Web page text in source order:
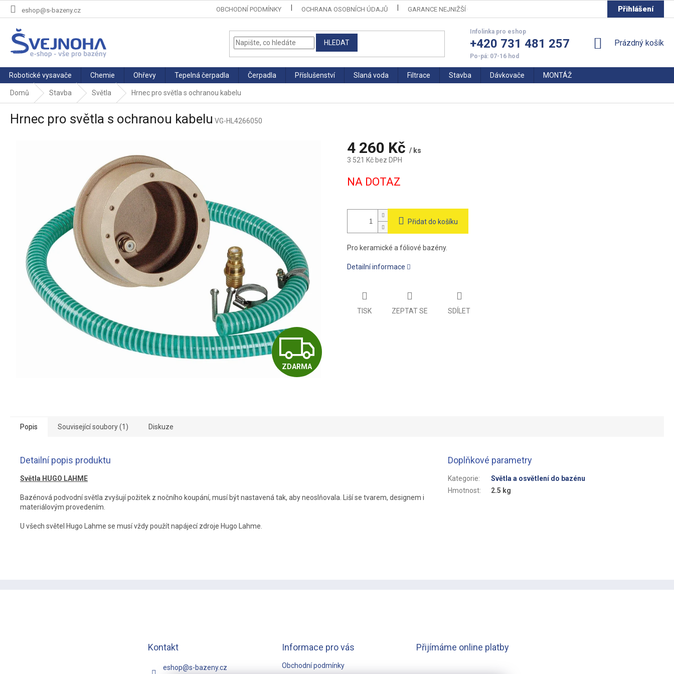
Přejít
eshop@s-bazeny.cz OBCHODNÍ PODMÍNKY OCHRANA OSOBNÍCH ÚDAJŮ GARANCE NEJNIŽŠÍ CENY Přihlášení
HLEDAT +420 731 481 257
NÁKUPNÍ
Prázdný košík
Robotické vysavače Chemie Ohřevy Tepelná čerpadla Čerpadla Příslušenství Slaná voda Filtrace Stavba Dávkovače MONTÁŽ
Domů Stavba Světla Hrnec pro světla s ochranou kabelu
Hrnec pro světla s ochranou kabelu VG-HL4266050
Z
D
M
ZDARMA
4 260 Kč / ks
3 521 Kč bez DPH
cena:
NA DOTAZ
Přidat do košíku
Pro keramické a fóliové bazény.
Detailní informace
TISK ZEPTAT SE SDÍLET
Popis Související soubory (1) Diskuze
Detailní popis produktu
Světla HUGO LAHME
Bazénová podvodní světla zvyšují požitek z nočního koupání, musí být nastavená tak, aby neoslňovala. Liší se tvarem, designem i
materiálovým provedením.
U všech světel Hugo Lahme se musí vždy použít napájecí zdroje Hugo Lahme.
Doplňkové parametry
Kategorie:
Světla a osvětlení do bazénu
Hmotnost: 2.5 kg
Kontakt
eshop@s-bazeny.cz
Informace pro vás
Obchodní podmínky
Přijímáme online platby